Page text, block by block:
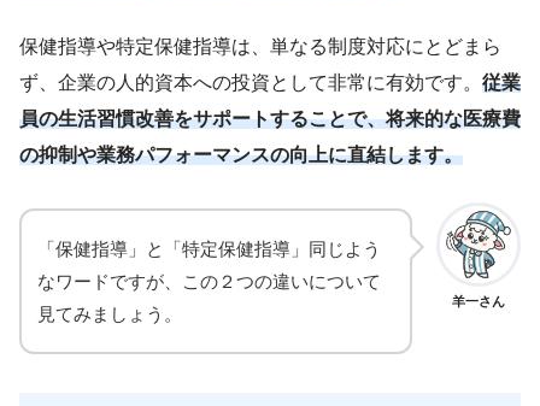
保健指導や特定保健指導は、単なる制度対応にとどまら
ず、企業の人的資本への投資として非常に有効です。 従業
員の生活習慣改善をサポートすることで、将来的な医療費
の抑制や業務パフォーマンスの向上に直結します。
羊一さん
「保健指導」と「特定保健指導」同じよう
なワードですが、この２つの違いについて
見てみましょう。